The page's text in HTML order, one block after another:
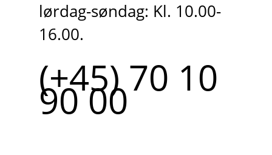
lørdag-søndag: Kl. 10.00-
16.00.
(+45) 70 10
90 00